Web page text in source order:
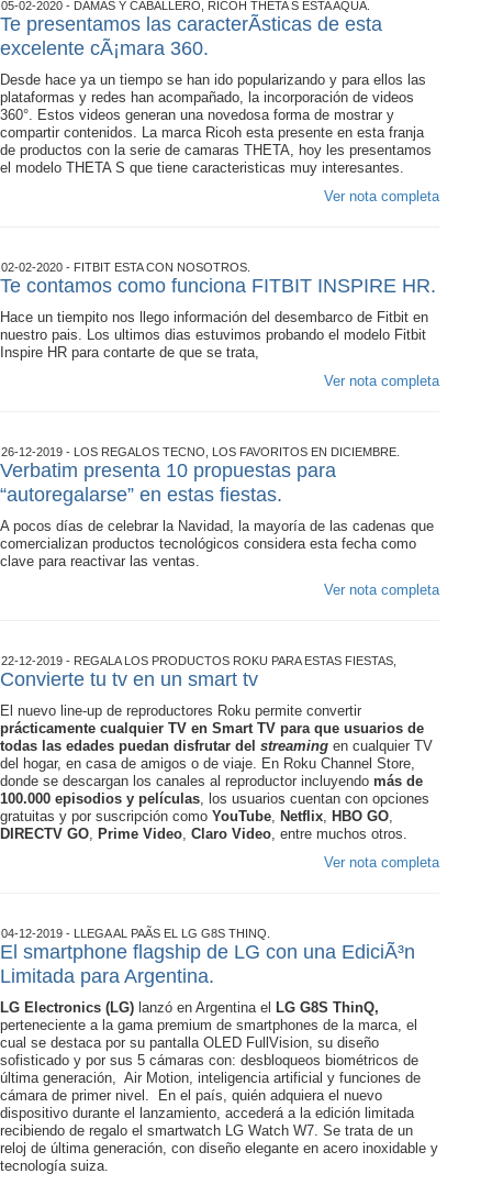
05-02-2020 - DAMAS Y CABALLERO, RICOH THETA S ESTA AQUÃ­.
Te presentamos las caracterÃ­sticas de esta
excelente cÃ¡mara 360.
Desde hace ya un tiempo se han ido popularizando y para ellos las
plataformas y redes han acompañado, la incorporación de videos
360°. Estos videos generan una novedosa forma de mostrar y
compartir contenidos. La marca Ricoh esta presente en esta franja
de productos con la serie de camaras THETA, hoy les presentamos
el modelo THETA S que tiene caracteristicas muy interesantes.
Ver nota completa
02-02-2020 - FITBIT ESTA CON NOSOTROS.
Te contamos como funciona FITBIT INSPIRE HR.
Hace un tiempito nos llego información del desembarco de Fitbit en
nuestro pais. Los ultimos dias estuvimos probando el modelo Fitbit
Inspire HR para contarte de que se trata,
Ver nota completa
26-12-2019 - LOS REGALOS TECNO, LOS FAVORITOS EN DICIEMBRE.
Verbatim presenta 10 propuestas para
“autoregalarse” en estas fiestas.
A pocos días de celebrar la Navidad, la mayoría de las cadenas que
comercializan productos tecnológicos considera esta fecha como
clave para reactivar las ventas.
Ver nota completa
22-12-2019 - REGALA LOS PRODUCTOS ROKU PARA ESTAS FIESTAS,
Convierte tu tv en un smart tv
El nuevo line-up de reproductores Roku permite convertir
prácticamente cualquier TV en Smart TV para que usuarios de
todas las edades puedan disfrutar del streaming en cualquier TV
del hogar, en casa de amigos o de viaje. En Roku Channel Store,
donde se descargan los canales al reproductor incluyendo más de
100.000 episodios y películas, los usuarios cuentan con opciones
gratuitas y por suscripción como YouTube, Netflix, HBO GO,
DIRECTV GO, Prime Video, Claro Video, entre muchos otros.
Ver nota completa
04-12-2019 - LLEGA AL PAÃ­S EL LG G8S THINQ.
El smartphone flagship de LG con una EdiciÃ³n
Limitada para Argentina.
LG Electronics (LG) lanzó en Argentina el LG G8S ThinQ,
perteneciente a la gama premium de smartphones de la marca, el
cual se destaca por su pantalla OLED FullVision, su diseño
sofisticado y por sus 5 cámaras con: desbloqueos biométricos de
última generación, Air Motion, inteligencia artificial y funciones de
cámara de primer nivel. En el país, quién adquiera el nuevo
dispositivo durante el lanzamiento, accederá a la edición limitada
recibiendo de regalo el smartwatch LG Watch W7. Se trata de un
reloj de última generación, con diseño elegante en acero inoxidable y
tecnología suiza.